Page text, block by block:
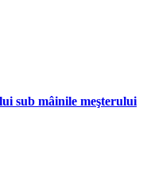
sub mâinile meşterului